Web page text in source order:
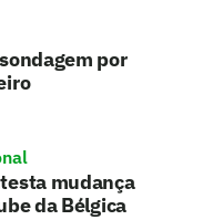
por
mudança
da Bélgica